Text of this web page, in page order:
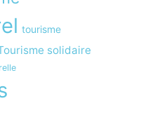
tourisme
solidaire